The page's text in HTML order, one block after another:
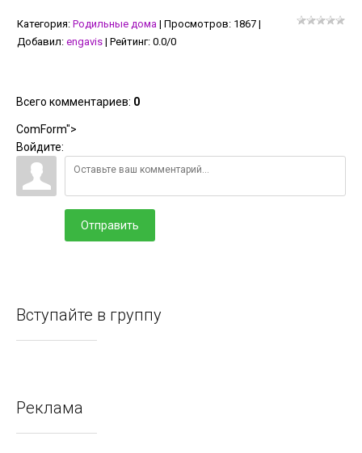
Категория: Родильные дома | Просмотров: 1867 |
Добавил: engavis | Рейтинг: 0.0/0
Всего комментариев: 0
ComForm">
Войдите:
Отправить
Вступайте в группу
Реклама